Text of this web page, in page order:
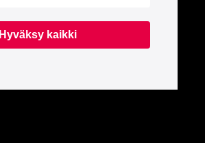
Hyväksy kaikki